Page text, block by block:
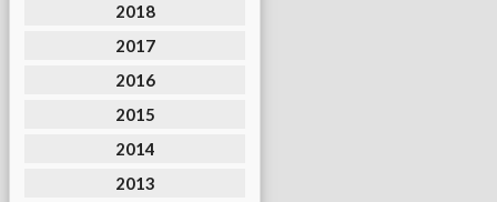
2018
2017
2016
2015
2014
2013